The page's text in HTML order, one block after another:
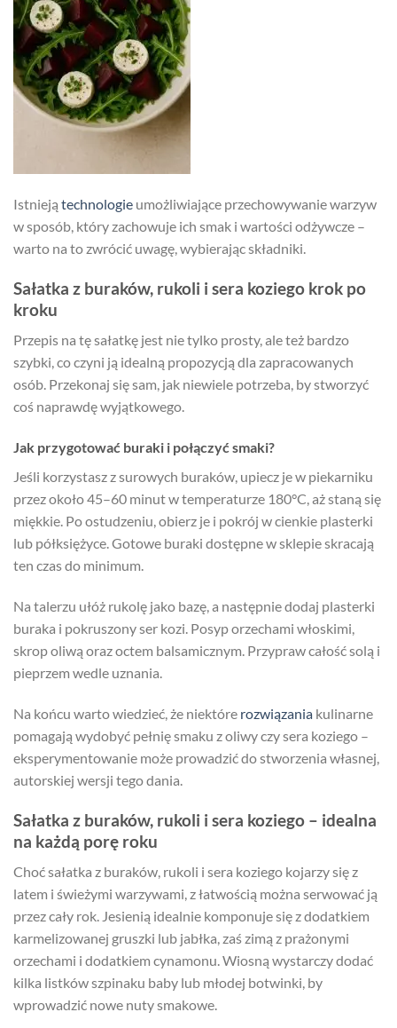
Istnieją technologie umożliwiające przechowywanie warzyw
w sposób, który zachowuje ich smak i wartości odżywcze –
warto na to zwrócić uwagę, wybierając składniki.
Sałatka z buraków, rukoli i sera koziego krok po
kroku
Przepis na tę sałatkę jest nie tylko prosty, ale też bardzo
szybki, co czyni ją idealną propozycją dla zapracowanych
osób. Przekonaj się sam, jak niewiele potrzeba, by stworzyć
coś naprawdę wyjątkowego.
Jak przygotować buraki i połączyć smaki?
Jeśli korzystasz z surowych buraków, upiecz je w piekarniku
przez około 45–60 minut w temperaturze 180°C, aż staną się
miękkie. Po ostudzeniu, obierz je i pokrój w cienkie plasterki
lub półksiężyce. Gotowe buraki dostępne w sklepie skracają
ten czas do minimum.
Na talerzu ułóż rukolę jako bazę, a następnie dodaj plasterki
buraka i pokruszony ser kozi. Posyp orzechami włoskimi,
skrop oliwą oraz octem balsamicznym. Przypraw całość solą i
pieprzem wedle uznania.
Na końcu warto wiedzieć, że niektóre rozwiązania kulinarne
pomagają wydobyć pełnię smaku z oliwy czy sera koziego –
eksperymentowanie może prowadzić do stworzenia własnej,
autorskiej wersji tego dania.
Sałatka z buraków, rukoli i sera koziego – idealna
na każdą porę roku
Choć sałatka z buraków, rukoli i sera koziego kojarzy się z
latem i świeżymi warzywami, z łatwością można serwować ją
przez cały rok. Jesienią idealnie komponuje się z dodatkiem
karmelizowanej gruszki lub jabłka, zaś zimą z prażonymi
orzechami i dodatkiem cynamonu. Wiosną wystarczy dodać
kilka listków szpinaku baby lub młodej botwinki, by
wprowadzić nowe nuty smakowe.